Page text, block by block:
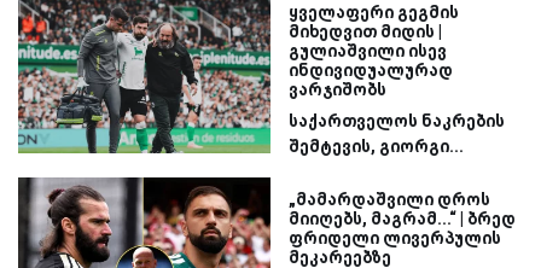
ყველაფერი გეგმის
მიხედვით მიდის |
გულიაშვილი ისევ
ინდივიდუალურად
ვარჯიშობს
საქართველოს ნაკრების
შემტევის, გიორგი...
„მამარდაშვილი დროს
მიიღებს, მაგრამ...“ | ბრედ
ფრიდელი ლივერპულის
მეკარეებზე